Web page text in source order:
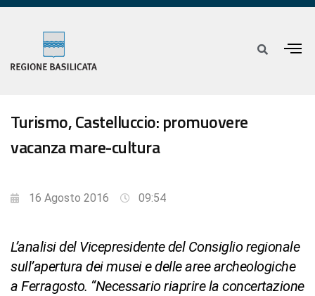
Turismo, Castelluccio: promuovere
vacanza mare-cultura
16 Agosto 2016 09:54
L’analisi del Vicepresidente del Consiglio regionale
sull’apertura dei musei e delle aree archeologiche
a Ferragosto. “Necessario riaprire la concertazione